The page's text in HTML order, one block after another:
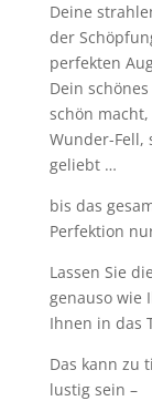
Deine
der
perfekten
Dein
schön
Wunder-Fell,
geliebt …
bis das
Perfektion
Lassen Sie
genauso wie
Ihnen in das
Das kann zu
lustig sein –